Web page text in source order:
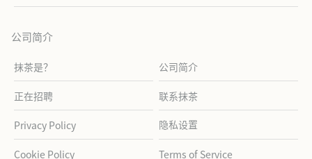
公司简介
抹茶是？ 公司简介
正在招聘 联系抹茶
Privacy Policy 隐私设置
Cookie Policy Terms of Service